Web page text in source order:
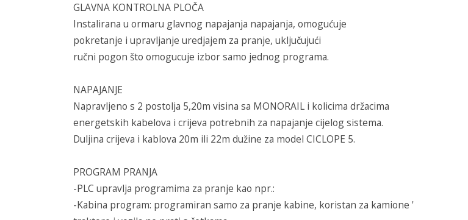
GLAVNA KONTROLNA PLOČA
Instalirana u ormaru glavnog napajanja napajanja, omogućuje
pokretanje i upravljanje uredjajem za pranje, uključujući
ručni pogon što omogucuje izbor samo jednog programa.
NAPAJANJE
Napravljeno s 2 postolja 5,20m visina sa MONORAIL i kolicima držacima
energetskih kabelova i crijeva potrebnih za napajanje cijelog sistema.
Duljina crijeva i kablova 20m ili 22m dužine za model CICLOPE 5.
PROGRAM PRANJA
-PLC upravlja programima za pranje kao npr.:
-Kabina program: programiran samo za pranje kabine, koristan za kamione '